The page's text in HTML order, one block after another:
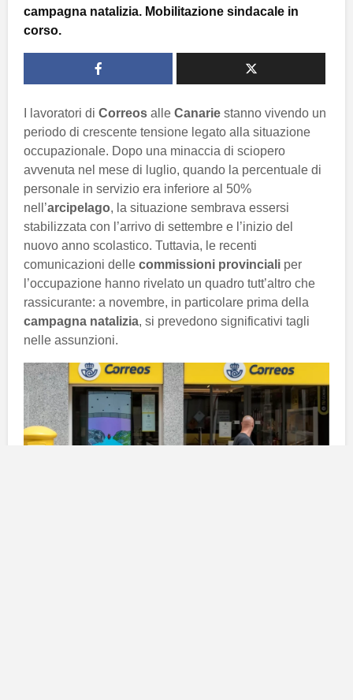
campagna natalizia. Mobilitazione sindacale in
corso.
I lavoratori di Correos alle Canarie stanno vivendo un
periodo di crescente tensione legato alla situazione
occupazionale. Dopo una minaccia di sciopero
avvenuta nel mese di luglio, quando la percentuale di
personale in servizio era inferiore al 50%
nell’arcipelago, la situazione sembrava essersi
stabilizzata con l’arrivo di settembre e l’inizio del
nuovo anno scolastico. Tuttavia, le recenti
comunicazioni delle commissioni provinciali per
l’occupazione hanno rivelato un quadro tutt’altro che
rassicurante: a novembre, in particolare prima della
campagna natalizia, si prevedono significativi tagli
nelle assunzioni.